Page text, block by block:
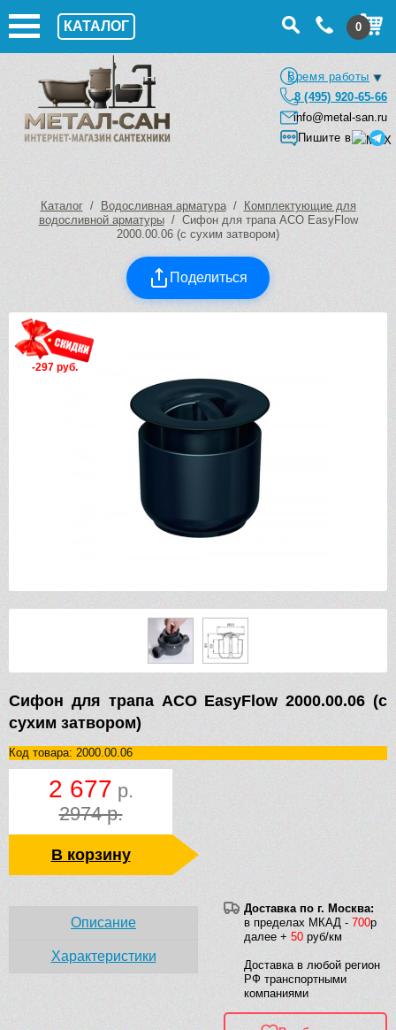
КАТАЛОГ 0
Время работы
8 (495) 920-65-66
info@metal-san.ru
Пишите в
Каталог/ Водосливная арматура/
Комплектующие для
водосливной арматуры/ Сифон для трапа ACO EasyFlow
2000.00.06 (с сухим затвором)
Поделиться
-297 руб.
Сифон для трапа ACO EasyFlow 2000.00.06 (с
сухим затвором)
Код товара: 2000.00.06
2 677 р.
2974 р.
В корзину
Доставка по г. Москва:
в пределах МКАД - 700р
далее + 50 руб/км
Доставка в любой регион
РФ транспортными
компаниями
Описание
Характеристики